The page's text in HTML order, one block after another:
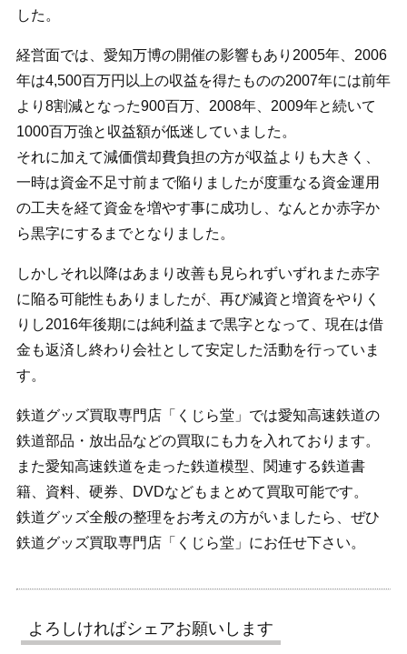
した。
経営面では、愛知万博の開催の影響もあり2005年、2006
年は4,500百万円以上の収益を得たものの2007年には前年
より8割減となった900百万、2008年、2009年と続いて
1000百万強と収益額が低迷していました。
それに加えて減価償却費負担の方が収益よりも大きく、
一時は資金不足寸前まで陥りましたが度重なる資金運用
の工夫を経て資金を増やす事に成功し、なんとか赤字か
ら黒字にするまでとなりました。
しかしそれ以降はあまり改善も見られずいずれまた赤字
に陥る可能性もありましたが、再び減資と増資をやりく
りし2016年後期には純利益まで黒字となって、現在は借
金も返済し終わり会社として安定した活動を行っていま
す。
鉄道グッズ買取専門店「くじら堂」では愛知高速鉄道の
鉄道部品・放出品などの買取にも力を入れております。
また愛知高速鉄道を走った鉄道模型、関連する鉄道書
籍、資料、硬券、DVDなどもまとめて買取可能です。
鉄道グッズ全般の整理をお考えの方がいましたら、ぜひ
鉄道グッズ買取専門店「くじら堂」にお任せ下さい。
よろしければシェアお願いします